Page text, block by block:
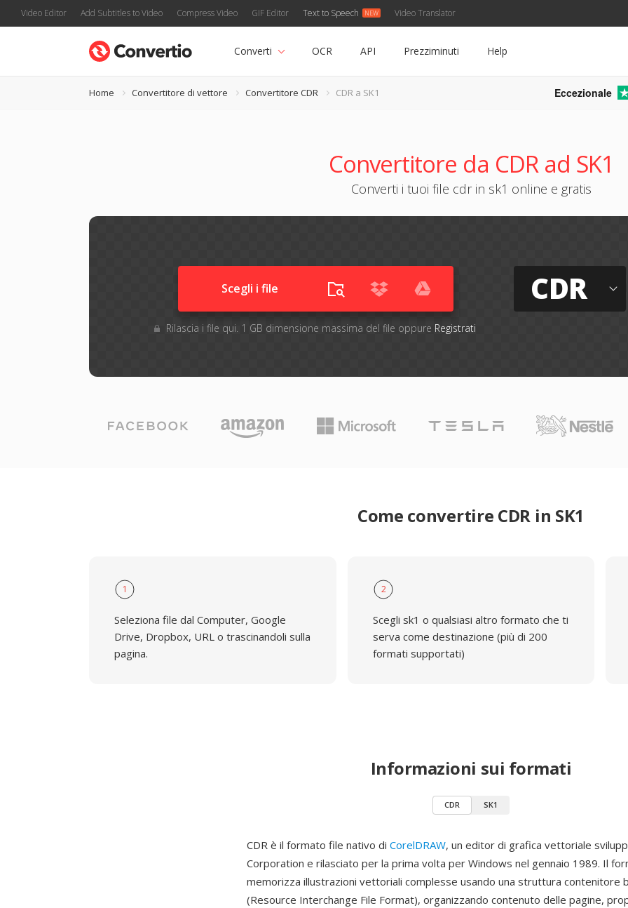
Video Editor Add Subtitles to Video Compress Video GIF Editor Text to Speech Video Translator
Converti OCR API Prezziminuti Help
Home Convertitore di vettore Convertitore CDR CDR a SK1 Eccezionale
Convertitore da CDR ad SK1
Converti i tuoi file cdr in sk1 online e gratis
Scegli i file
Rilascia i file qui. 1 GB dimensione massima del file oppure Registrati
CDR
Come convertire CDR in SK1
1
Seleziona file dal Computer, Google
Drive, Dropbox, URL o trascinandoli sulla
pagina.
2
Scegli sk1 o qualsiasi altro formato che ti
serva come destinazione (più di 200
formati supportati)
Informazioni sui formati
CDR SK1
CDR è il formato file nativo di CorelDRAW, un editor di grafica vettoriale
Corporation e rilasciato per la prima volta per Windows nel gennaio 1989. Il
memorizza illustrazioni vettoriali complesse usando una struttura contenitore
(Resource Interchange File Format), organizzando contenuto delle pagine,